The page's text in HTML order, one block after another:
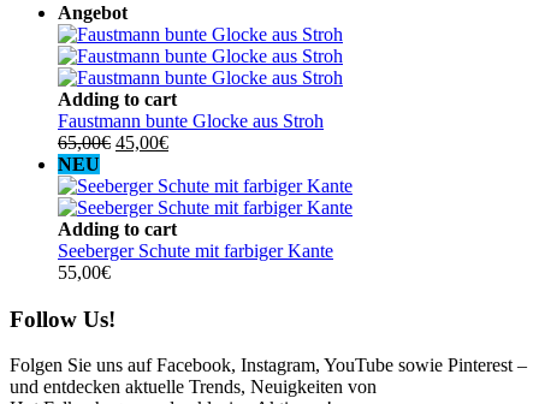
Angebot
Adding to cart
Faustmann bunte Glocke aus Stroh
65,00€ Ursprünglicher
war:
65,00€
45,00€Aktueller
ist:
45,00€.
NEU
Adding to cart
Seeberger Schute mit farbiger Kante
55,00€
Follow Us!
Folgen Sie uns auf Facebook, Instagram, YouTube sowie Pinterest –
und entdecken aktuelle Trends, Neuigkeiten von